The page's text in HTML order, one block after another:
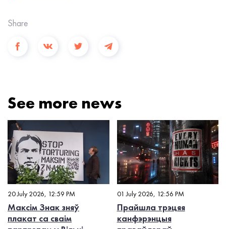
Share
See more news
20 July 2026, 12:59 PM
Максім Знак зняў
плакат са сваім
01 July 2026, 12:56 PM
Прайшла трэцяя
канфэрэнцыя